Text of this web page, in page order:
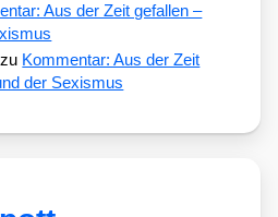
Aus der Zeit gefallen –
zu Kommentar: Aus der Zeit
der Sexismus